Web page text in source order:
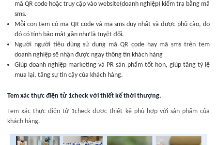
mã QR code hoặc truy cập vào website(doanh nghiệp) kiểm tra bằng mã
sms.
Mỗi con tem có mã QR code và mã sms duy nhất và được phủ cào, do
đó có tính bảo mật gần như là tuyệt đối.
Người người tiêu dùng sử dụng mã QR code hay mã sms trên tem
doanh nghiệp sẽ nhận được ngay thông tin khách hàng
Giúp doanh nghiệp marketing và PR sản phẩm tốt hơn, giúp tăng tỷ lệ
mua lại, tăng sự tin cậy của khách hàng.
Tem xác thực điện tử 1check với thiết kế thời thượng.
Tem xác thực điện tử 1check được thiết kế phù hợp với sản phẩm của
khách hàng.